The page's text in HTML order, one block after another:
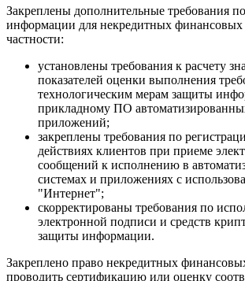
Закреплены дополнительные требования
информации для некредитных финансовых
частности:
установлены требования к расчету
показателей оценки выполнения
технологическим мерам защиты
прикладному ПО
приложений;
закреплены требования по
действиях клиентов при приеме
сообщений к исполнению в
системах и приложениях с
"Интернет";
скорректированы требования по
электронной подписи и средств
защиты информации.
Закреплено право некредитных
проводить сертификацию или оценку